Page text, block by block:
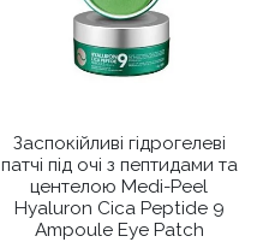
Заспокійливі гідрогелеві
патчі під очі з пептидами та
центелою Medi-Peel
Hyaluron Cica Peptide 9
Ampoule Eye Patch